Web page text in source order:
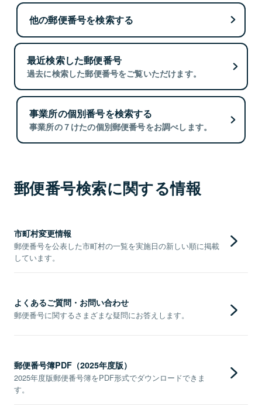
他の郵便番号を検索する
最近検索した郵便番号
過去に検索した郵便番号をご覧いただけます。
事業所の個別番号を検索する
事業所の７けたの個別郵便番号をお調べします。
郵便番号検索に関する情報
市町村変更情報
郵便番号を公表した市町村の一覧を実施日の新しい順に掲載
しています。
よくあるご質問・お問い合わせ
郵便番号に関するさまざまな疑問にお答えします。
郵便番号簿PDF（2025年度版）
2025年度版郵便番号簿をPDF形式でダウンロードできま
す。